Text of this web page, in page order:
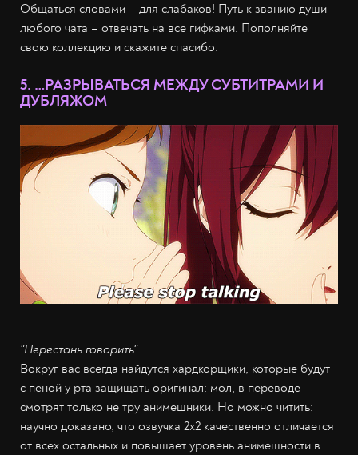
Общаться словами – для слабаков! Путь к званию души
любого чата – отвечать на все гифками. Пополняйте
свою коллекцию и скажите спасибо.
5. …РАЗРЫВАТЬСЯ МЕЖДУ СУБТИТРАМИ И
ДУБЛЯЖОМ
"Перестань говорить"
Вокруг вас всегда найдутся хардкорщики, которые будут
с пеной у рта защищать оригинал: мол, в переводе
смотрят только не тру анимешники. Но можно читить:
научно доказано, что озвучка 2х2 качественно отличается
от всех остальных и повышает уровень анимешности в